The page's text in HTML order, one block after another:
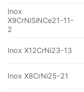
Inox
X9CrNiSiNCe21-11-
2
Inox X12CrNi23-13
Inox X8CrNi25-21